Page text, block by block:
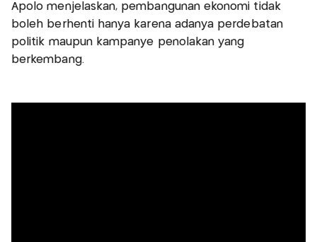
Apolo menjelaskan, pembangunan ekonomi tidak
boleh berhenti hanya karena adanya perdebatan
politik maupun kampanye penolakan yang
berkembang.